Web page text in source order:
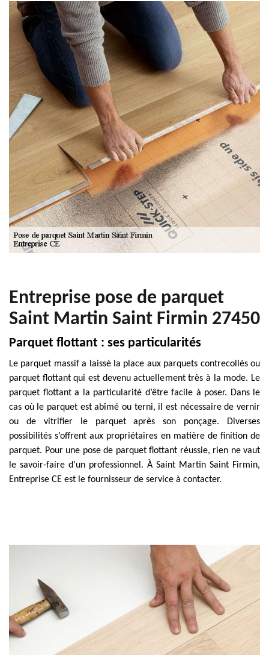
Entreprise pose de parquet
Saint Martin Saint Firmin 27450
Parquet flottant : ses particularités
Le parquet massif a laissé la place aux parquets contrecollés ou
parquet flottant qui est devenu actuellement très à la mode. Le
parquet flottant a la particularité d’être facile à poser. Dans le
cas où le parquet est abîmé ou terni, il est nécessaire de vernir
ou de vitrifier le parquet après son ponçage. Diverses
possibilités s’offrent aux propriétaires en matière de finition de
parquet. Pour une pose de parquet flottant réussie, rien ne vaut
le savoir-faire d’un professionnel. À Saint Martin Saint Firmin,
Entreprise CE est le fournisseur de service à contacter.